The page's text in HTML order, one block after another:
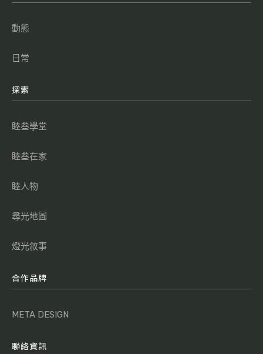
動態
日常
探索
睦叁學堂
睦叁在家
睦人物
尋光地圖
燈光敘事
合作品牌
META DESIGN
聯絡資訊